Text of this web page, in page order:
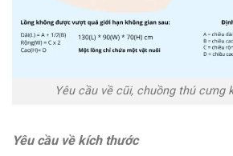
Yêu cầu về cũi, chuồng thú cưng
Yêu cầu về kích thước